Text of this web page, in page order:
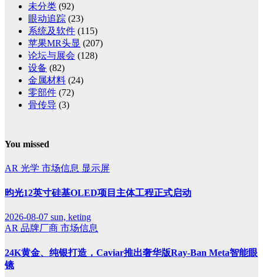
未分类 (92)
眼动追踪 (23)
系统及软件 (115)
苹果MR头显 (207)
论坛与展会 (128)
设备 (82)
金属材料 (24)
零部件 (72)
骨传导 (3)
You missed
AR 光学 市场信息 显示屏
昀光12英寸硅基OLED项目主体工程正式启动
2026-08-07 sun, keting
AR 品牌厂商 市场信息
24K黄金、纯银打造，Caviar推出奢华版Ray-Ban Meta智能眼
镜